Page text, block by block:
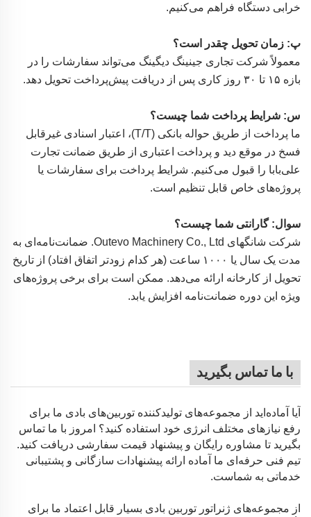
خرابی دستگاه فراهم می‌کنیم.
پ: زمان تحویل چقدر است؟
معمولاً شرکت تجاری جینینگ دیگینگ می‌تواند سفارشات را در
بازه ۱۵ تا ۳۰ روز کاری پس از دریافت پیش‌پرداخت تحویل دهد.
س: شرایط پرداخت شما چیست؟
ما پرداخت از طریق حواله بانکی (T/T)، اعتبار اسنادی غیرقابل
فسخ در موقع دید و پرداخت اعتباری از طریق ضمانت تجارت
علی‌بابا را قبول می‌کنیم. شرایط پرداخت برای سفارشات یا
پروژه‌های خاص قابل تنظیم است.
سوال: گارانتی شما چیست؟
شرکت شانگهای Outevo Machinery Co., Ltd. ضمانت‌نامه‌ای به
مدت یک سال یا ۱۰۰۰ ساعت (هر کدام زودتر اتفاق افتاد) از تاریخ
تحویل از کارخانه ارائه می‌دهد. ممکن است برای برخی پروژه‌های
ویژه این دوره ضمانت‌نامه افزایش یابد.
با ما تماس بگیرید
آیا آماده‌اید از مجموعه‌های تولیدکننده توربین‌های بادی ما برای
رفع نیازهای مختلف انرژی خود استفاده کنید؟ امروز با ما تماس
بگیرید تا مشاوره رایگان و پیشنهاد قیمت سفارشی دریافت کنید.
تیم فنی حرفه‌ای ما آماده ارائه پیشنهادات سازگانی و پشتیبانی
خدماتی به شماست.
از مجموعه‌های ژنراتور توربین بادی بسیار قابل اعتماد ما برای